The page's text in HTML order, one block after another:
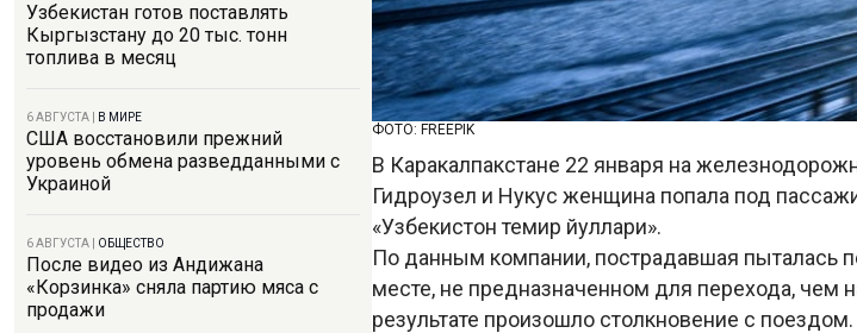
Узбекистан готов поставлять
Кыргызстану до 20 тыс. тонн
топлива в месяц
6 АВГУСТА В МИРЕ
США восстановили прежний
уровень обмена разведданными с
Украиной
6 АВГУСТА ОБЩЕСТВО
После видео из Андижана
«Корзинка» сняла партию мяса с
продажи
ФОТО: FREEPIK
В Каракалпакстане 22 января на
Гидроузел и Нукус женщина попала под
«Узбекистон темир йуллари».
По данным компании, пострадавшая пыталась
месте, не предназначенном для перехода, чем
результате произошло столкновение с поездом.